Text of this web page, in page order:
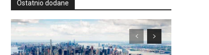
Ostatnio dodane